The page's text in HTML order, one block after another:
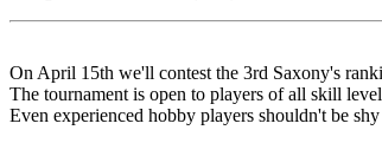
On April 15th we'll contest the 3rd Saxony's
The tournament is open to players of all skill
Even experienced hobby players shouldn't be